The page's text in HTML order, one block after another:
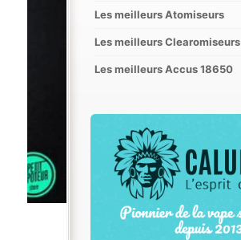
Les meilleurs Atomiseurs
Les meilleurs Clearomiseurs
Les meilleurs Accus 18650